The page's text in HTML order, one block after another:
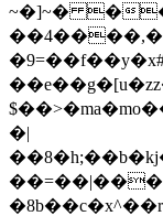
~�]~� �
�|